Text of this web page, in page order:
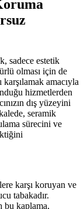
sadece estetik
olması için de
amacıyla
hizmetlerden
dış yüzeyini
seramik
sürecini ve
karşı koruyan ve
tabakadır.
bu kaplama,